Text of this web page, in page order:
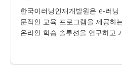
한국이러닝인재개발원은 e-러
문적인 교육 프로그램을 제공하
온라인 학습 솔루션을 연구하고